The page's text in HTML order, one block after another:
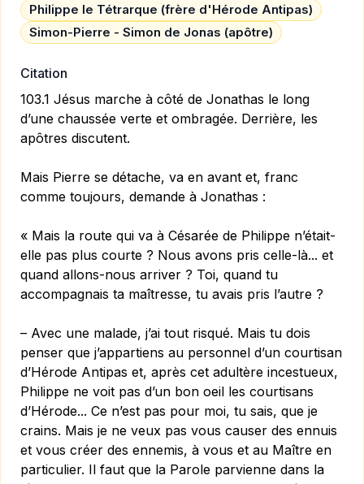
Philippe le Tétrarque (frère d'Hérode Antipas)
Simon-Pierre - Simon de Jonas (apôtre)
Citation
103.1 Jésus marche à côté de Jonathas le long
d’une chaussée verte et ombragée. Derrière, les
apôtres discutent.
Mais Pierre se détache, va en avant et, franc
comme toujours, demande à Jonathas :
« Mais la route qui va à Césarée de Philippe n’était-
elle pas plus courte ? Nous avons pris celle-là... et
quand allons-nous arriver ? Toi, quand tu
accompagnais ta maîtresse, tu avais pris l’autre ?
– Avec une malade, j’ai tout risqué. Mais tu dois
penser que j’appartiens au personnel d’un courtisan
d’Hérode Antipas et, après cet adultère incestueux,
Philippe ne voit pas d’un bon oeil les courtisans
d’Hérode... Ce n’est pas pour moi, tu sais, que je
crains. Mais je ne veux pas vous causer des ennuis
et vous créer des ennemis, à vous et au Maître en
particulier. Il faut que la Parole parvienne dans la